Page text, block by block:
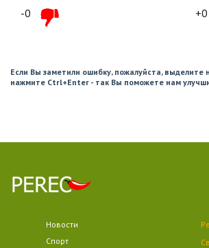
-0 +0
Если Вы заметили ошибку, пожалуйста, выделите
нажмите Ctrl+Enter - так Вы поможете нам
Новости
Спорт